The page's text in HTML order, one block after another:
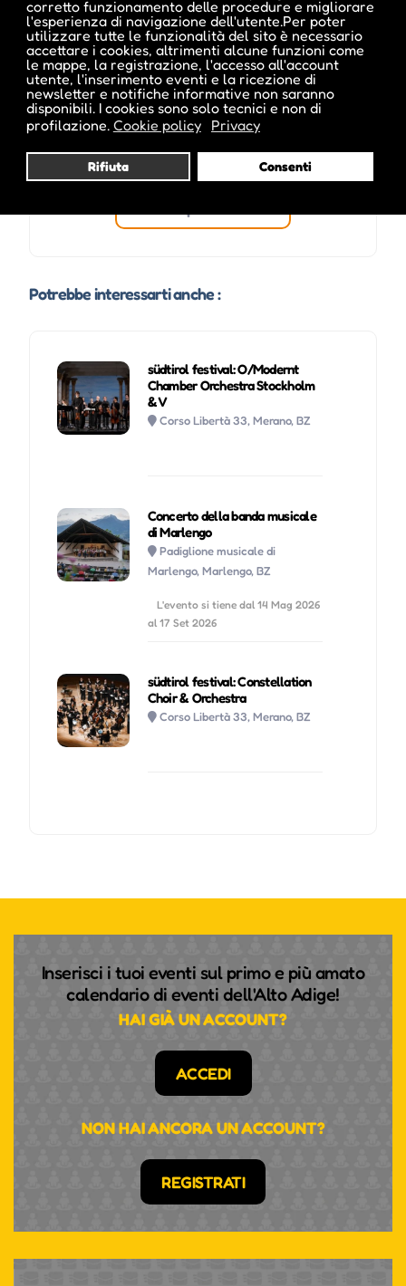
corretto funzionamento delle procedure e migliorare
l'esperienza di navigazione dell'utente.Per poter
utilizzare tutte le funzionalità del sito è necessario
accettare i cookies, altrimenti alcune funzioni come
le mappe, la registrazione, l'accesso all'account
utente, l'inserimento eventi e la ricezione di
newsletter e notifiche informative non saranno
disponibili. I cookies sono solo tecnici e non di
profilazione. Cookie policy Privacy
Rifiuta Consenti
Potrebbe interessarti anche :
südtirol festival: O/Modernt
Chamber Orchestra Stockholm
& V
Corso Libertà 33, Merano, BZ
Concerto della banda musicale
di Marlengo
Padiglione musicale di
Marlengo, Marlengo, BZ
L'evento si tiene dal 14 Mag 2026
al 17 Set 2026
südtirol festival: Constellation
Choir & Orchestra
Corso Libertà 33, Merano, BZ
Inserisci i tuoi eventi sul primo e più amato
calendario di eventi dell'Alto Adige!
HAI GIÀ UN ACCOUNT?
ACCEDI
NON HAI ANCORA UN ACCOUNT?
REGISTRATI